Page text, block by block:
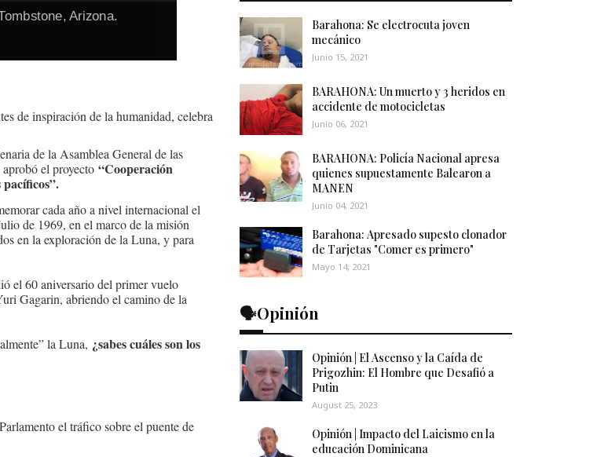
Arizona.
de inspiración de la humanidad, celebra
de la Asamblea General de las
el proyecto “Cooperación
cada año a nivel internacional el
de 1969, en el marco de la misión
en la exploración de la Luna, y para
el 60 aniversario del primer vuelo
Gagarin, abriendo el camino de la
la Luna, ¿sabes cuáles son los
el tráfico sobre el puente de
Barahona: Se electrocuta joven
mecánico
Junio 15, 2021
BARAHONA: Un muerto y 3 heridos en
accidente de motocicletas
Junio 06, 2021
BARAHONA: Policía Nacional apresa
quienes supuestamente Balearon a
MANEN
Junio 04, 2021
Barahona: Apresado supesto clonador
de Tarjetas "Comer es primero"
Mayo 14, 2021
🗣️Opinión
Opinión | El Ascenso y la Caída de
Prigozhin: El Hombre que Desafió a
Putin
August 25, 2023
Opinión | Impacto del Laicismo en la
educación Dominicana